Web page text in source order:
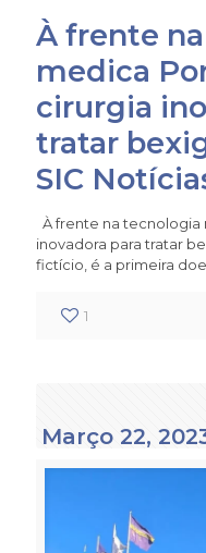
À frente
medica
cirurgia
tratar
SIC
À frente na tecnologia
inovadora para tratar
fictício, é a primeira
1
Março 22,